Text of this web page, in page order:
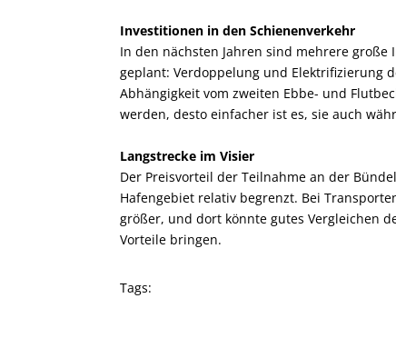
Investitionen in den Schienenverkehr
In den nächsten Jahren sind mehrere
geplant: Verdoppelung und Elektrifizierung
Abhängigkeit vom zweiten Ebbe- und
werden, desto einfacher ist es, sie auch
Langstrecke im Visier
Der Preisvorteil der Teilnahme an der
Hafengebiet relativ begrenzt. Bei
größer, und dort könnte gutes Vergleichen
Vorteile bringen.
Tags: